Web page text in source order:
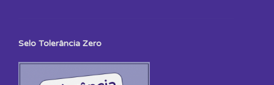
Selo Tolerância Zero